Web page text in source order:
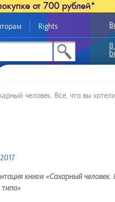
от 700 рублей*
Rights
человек. Все, что вы
книги «Сахарный
типа»